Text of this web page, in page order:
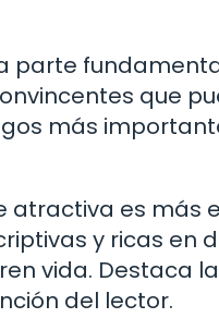
parte
que
más
atractiva es más
y ricas en
vida. Destaca
del lector.